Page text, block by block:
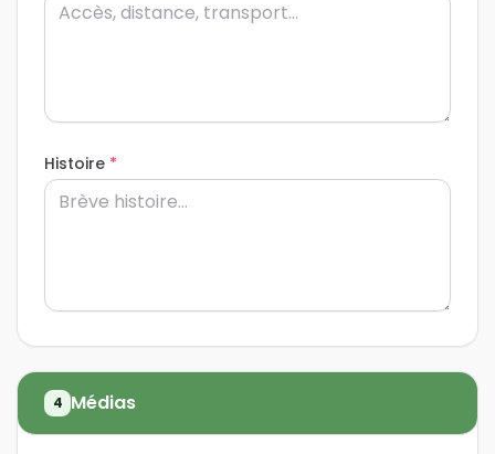
Histoire *
4 Médias